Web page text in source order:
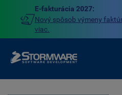
E-fakturácia 2027:
Nový spôsob výmeny
viac.